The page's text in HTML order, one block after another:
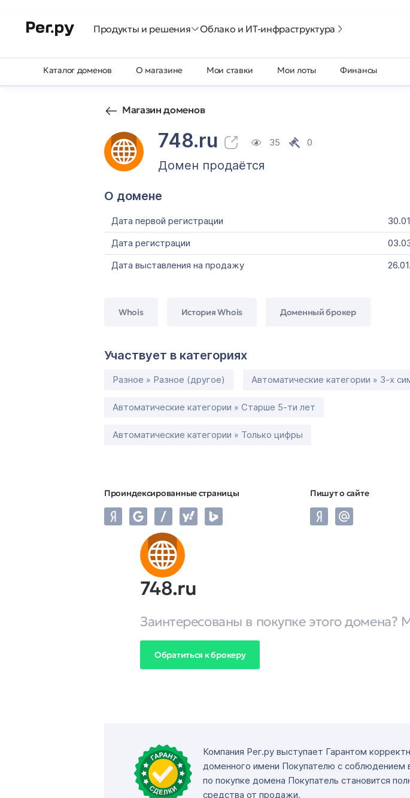
Продукты и решения Облако и ИТ-инфраструктура
Каталог доменов О магазине Мои ставки Мои лоты Финансы
Магазин доменов
748.ru 35 0
Домен продаётся
О домене
Дата первой регистрации
Дата регистрации
Дата выставления на продажу
Whois История Whois Доменный брокер
Участвует в категориях
Разное » Разное (другое) Автоматические категории » 3-х
Автоматические категории » Старше 5-ти лет
Автоматические категории » Только цифры
Проиндексированные страницы Пишут о сайте
748.ru
Заинтересованы в покупке этого
Обратиться к брокеру
Компания Рег.ру выступает Гарантом
доменного имени Покупателю с соблюдением
по покупке домена Покупатель становится
средства от продажи.